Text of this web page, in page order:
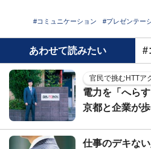
#コミュニケーション #プレゼンテー
あわせて読みたい #
官民で挑むHTTア
電力を「へら
京都と企業が
仕事のデキな